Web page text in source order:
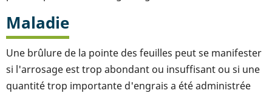
Maladie
Une brûlure de la pointe des feuilles peut se manifester
si l'arrosage est trop abondant ou insuffisant ou si une
quantité trop importante d'engrais a été administrée